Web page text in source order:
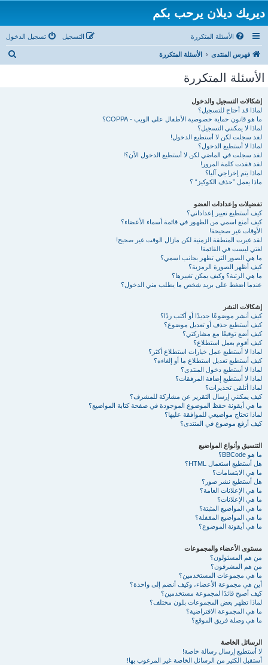
ديريك ديلان يرحب بكم
الأسئلة المتكررة تسجيل الدخول التسجيل
فهرس المنتدى الأسئلة المتكررة
الأسئلة المتكررة
إشكالات التسجيل والدخول
لماذا قد أحتاج للتسجيل؟
ما هو قانون حماية خصوصية الأطفال على الويب - COPPA؟
لماذا لا يمكنني التسجيل؟
لقد سجلت لكن لا أستطيع الدخول!
لماذا لا أستطيع الدخول؟
لقد سجلت في الماضي لكن لا أستطيع الدخول الآن؟!
لقد فقدت كلمة المرور!
لماذا يتم إخراجي آليا؟
ماذا يعمل ”حذف الكوكيز“ ؟
تفضيلات وإعدادات العضو
كيف أستطيع تغيير إعداداتي؟
كيف أمنع اسمي من الظهور في قائمة أسماء الأعضاء؟
الأوقات غير صحيحة!
لقد غيرت المنطقة الزمنية لكن مازال الوقت غير صحيح!
لغتي ليست في القائمة!
ما هي الصور التي تظهر بجانب اسمي؟
كيف أظهر الصورة الرمزية؟
ما هي الرتبة؟ وكيف يمكن تغييرها؟
عندما اضغط على بريد شخص ما يطلب مني الدخول؟
إشكالات النشر
كيف أنشر موضوعًا جديدًا أو أكتب ردًا؟
كيف أستطيع حذف أو تعديل موضوع؟
كيف أضع توقيعًا مع مشاركتي؟
كيف أقوم بعمل استطلاع؟
لماذا لا أستطيع عمل خيارات استطلاع أكثر؟
كيف أستطيع تعديل استطلاع ما أو إلغاءه؟
لماذا لا أستطيع دخول المنتدى؟
لماذا لا أستطيع إضافة المرفقات؟
لماذا أتلقى تحذيرات؟
كيف يمكنني إرسال التقرير عن مشاركة للمشرف؟
ما هي أيقونة حفظ الموضوع الموجودة في صفحة كتابة المواضيع؟
لماذا تحتاج مواضيعي للموافقة عليها؟
كيف أرفع موضوع في المنتدى؟
التنسيق وأنواع المواضيع
ما هو BBCode؟
هل أستطيع استعمال HTML؟
ما هي الابتسامات؟
هل أستطيع نشر صور؟
ما هي الإعلانات العامة؟
ما هي الإعلانات؟
ما هي المواضيع المثبتة؟
ما هي المواضيع المقفلة؟
ما هي أيقونة الموضوع؟
مستوى الأعضاء والمجموعات
من هم المسئولون؟
من هم المشرفون؟
ما هي مجموعات المستخدمين؟
أين هي مجموعة الأعضاء، وكيف أنضم إلى واحدة؟
كيف أصبح قائدًا لمجموعة مستخدمين؟
لماذا تظهر بعض المجموعات بلون مختلف؟
ما هي المجموعة الافتراضية؟
ما هي وصلة فريق الموقع؟
الرسائل الخاصة
لا أستطيع إرسال رسالة خاصة!
أستقبل الكثير من الرسائل الخاصة غير المرغوب بها!